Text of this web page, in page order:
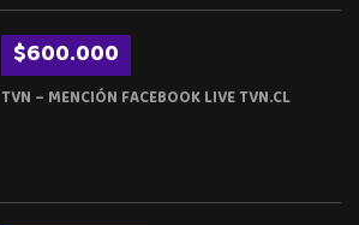
$600.000
TVN – MENCIÓN FACEBOOK LIVE TVN.CL